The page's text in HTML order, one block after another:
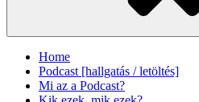
Home
Podcast [hallgatás / letöltés]
Mi az a Podcast?